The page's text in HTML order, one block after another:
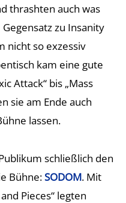
thrashten auch was
zu Insanity
nicht so exzessiv
kam eine gute
Attack“ bis „Mass
sie am Ende auch
lassen.
schließlich den
Bühne:SODOM. Mit
Pieces“ legten